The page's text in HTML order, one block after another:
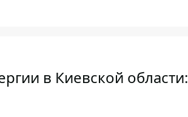
в Киевской области: